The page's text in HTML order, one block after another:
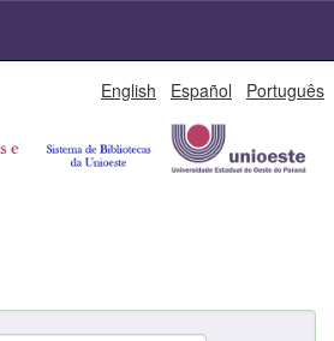
English Español Português